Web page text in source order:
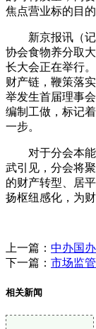
焦点营业标的目的
新京报讯（记
协会食物养分取
长大会正在举行
财产链，鞭策落
举发生首届理事
编制工做，标记
一步。
对于分会本能
武引见，分会将
的财产转型、居
扬枢纽感化，为
上一篇： 中办国
下一篇： 市场监
相关新闻